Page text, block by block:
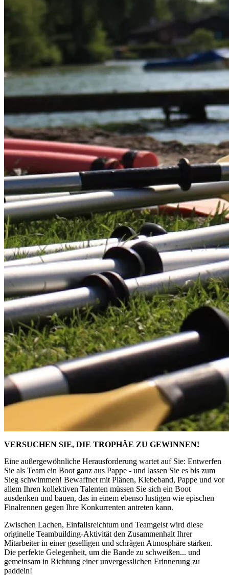
VERSUCHEN SIE, DIE TROPHÄE ZU GEWINNEN!
Eine außergewöhnliche Herausforderung wartet auf Sie: Entwerfen
Sie als Team ein Boot ganz aus Pappe - und lassen Sie es bis zum
Sieg schwimmen! Bewaffnet mit Plänen, Klebeband, Pappe und vor
allem Ihren kollektiven Talenten müssen Sie sich ein Boot
ausdenken und bauen, das in einem ebenso lustigen wie epischen
Finalrennen gegen Ihre Konkurrenten antreten kann.
Zwischen Lachen, Einfallsreichtum und Teamgeist wird diese
originelle Teambuilding-Aktivität den Zusammenhalt Ihrer
Mitarbeiter in einer geselligen und schrägen Atmosphäre stärken.
Die perfekte Gelegenheit, um die Bande zu schweißen... und
gemeinsam in Richtung einer unvergesslichen Erinnerung zu
paddeln!